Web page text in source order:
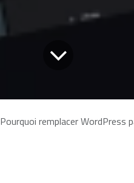
Pourquoi remplacer WordPress